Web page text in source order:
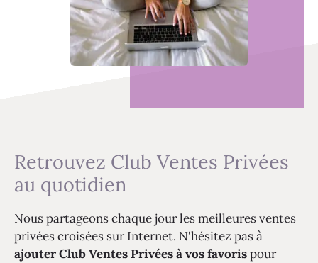
Retrouvez Club Ventes Privées
au quotidien
Nous partageons chaque jour les meilleures ventes
privées croisées sur Internet. N'hésitez pas à
ajouter Club Ventes Privées à vos favorispour